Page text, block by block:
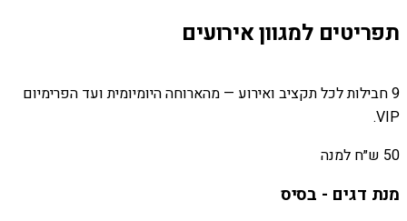
תפריטים למגוון אירועים
9 חבילות לכל תקציב ואירוע — מהארוחה היומיומית ועד הפרימיום
VIP.
50 ש״ח למנה
מנת דגים - בסיס